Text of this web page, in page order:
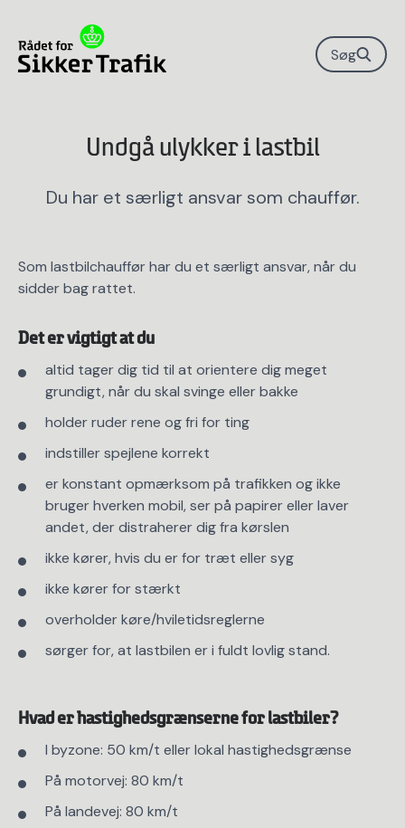
Søg
Undgå ulykker i lastbil
Du har et særligt ansvar som chauffør.
Som lastbilchauffør har du et særligt ansvar, når du
sidder bag rattet.
Det er vigtigt at du
altid tager dig tid til at orientere dig meget
grundigt, når du skal svinge eller bakke
holder ruder rene og fri for ting
indstiller spejlene korrekt
er konstant opmærksom på trafikken og ikke
bruger hverken mobil, ser på papirer eller laver
andet, der distraherer dig fra kørslen
ikke kører, hvis du er for træt eller syg
ikke kører for stærkt
overholder køre/hviletidsreglerne
sørger for, at lastbilen er i fuldt lovlig stand.
Hvad er hastighedsgrænserne for lastbiler?
I byzone: 50 km/t eller lokal hastighedsgrænse
På motorvej: 80 km/t
På landevej: 80 km/t